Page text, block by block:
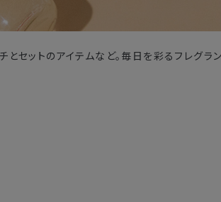
セットのアイテムなど。毎日を彩るフレグラ